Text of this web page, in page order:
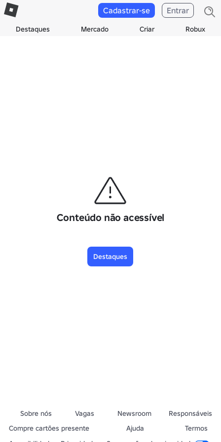
Destaques Mercado Criar Robux
Cadastrar-se Entrar
Conteúdo não acessível
Destaques
Sobre nós Vagas Newsroom
Responsáveis
Compre cartões presente
Ajuda
Termos